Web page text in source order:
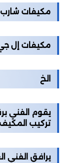
مكيفات شارب
مكيفات إل
الخ
يقوم الفني
تركيب
يرافق الفني